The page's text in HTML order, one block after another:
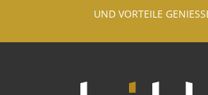
UND VORTEILE